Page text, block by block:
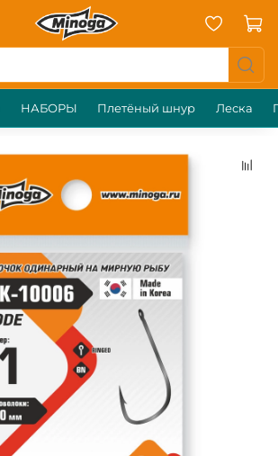
НАБОРЫ Плетёный шнур Леска